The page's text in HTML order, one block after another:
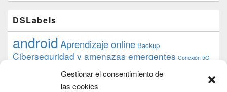
Gestionar el consentimiento de
las cookies
DSLabels
androidAprendizaje online Backup
Ciberseguridad y amenazas emergentes Conexión 5G
datos debian desarrollo web
Formación Google
iphone